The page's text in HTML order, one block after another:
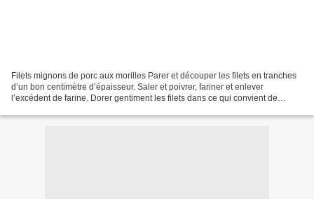
Filets mignons de porc aux morilles Parer et découper les filets en tranches
d’un bon centimètre d’épaisseur. Saler et poivrer, fariner et enlever
l’excédent de farine. Dorer gentiment les filets dans ce qui convient de